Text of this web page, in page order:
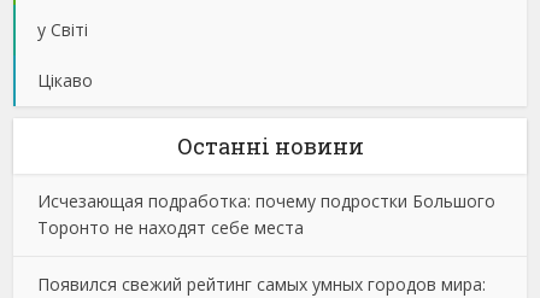
у Світі
Цікаво
Останнi новини
Исчезающая подработка: почему подростки Большого
Торонто не находят себе места
Появился свежий рейтинг самых умных городов мира: